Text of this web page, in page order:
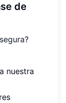
de
?
nuestra